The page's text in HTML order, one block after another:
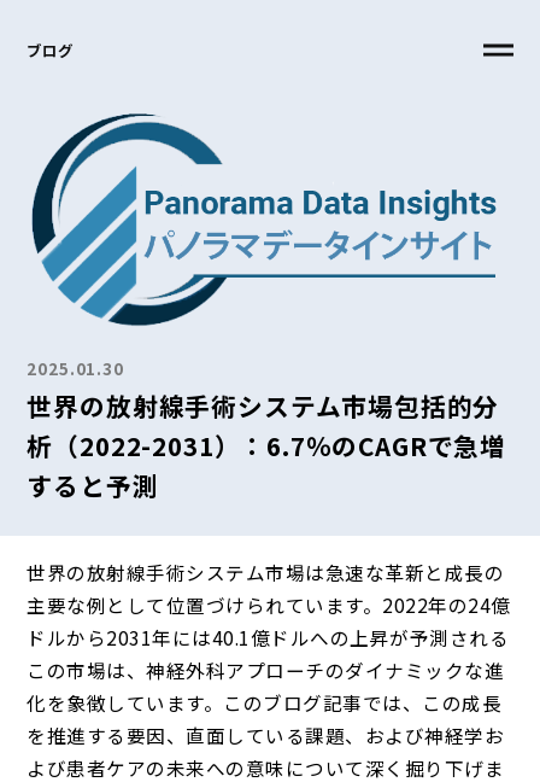
ブログ
2025.01.30
世界の放射線手術システム市場包括的分
析（2022-2031）：6.7％のCAGRで急増
すると予測
世界の放射線手術システム市場は急速な革新と成長の
主要な例として位置づけられています。2022年の24億
ドルから2031年には40.1億ドルへの上昇が予測される
この市場は、神経外科アプローチのダイナミックな進
化を象徴しています。このブログ記事では、この成長
を推進する要因、直面している課題、および神経学お
よび患者ケアの未来への意味について深く掘り下げま